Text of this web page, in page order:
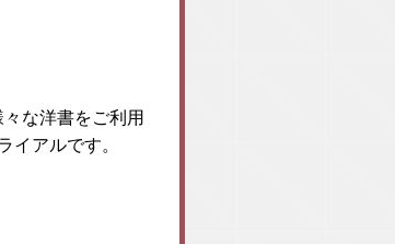
な洋書をご利用
イアルです。